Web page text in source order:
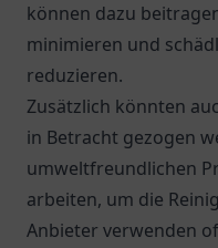
können dazu
minimieren und
reduzieren.
Zusätzlich könnten
in Betracht gezogen
umweltfreundlichen
arbeiten, um die
Anbieter verwenden